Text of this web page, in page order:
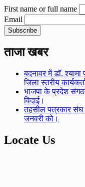
First name or full name
Email
ताजा खबर
बदनावर में डॉ.
जिला स्तरीय
भाजपा के प्रदेश संगठन
विदाई।
तहसील पत्रकार संघ
जनवरी को।
Locate Us